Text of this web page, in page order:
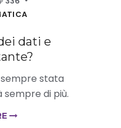
dati e
stata
di più.